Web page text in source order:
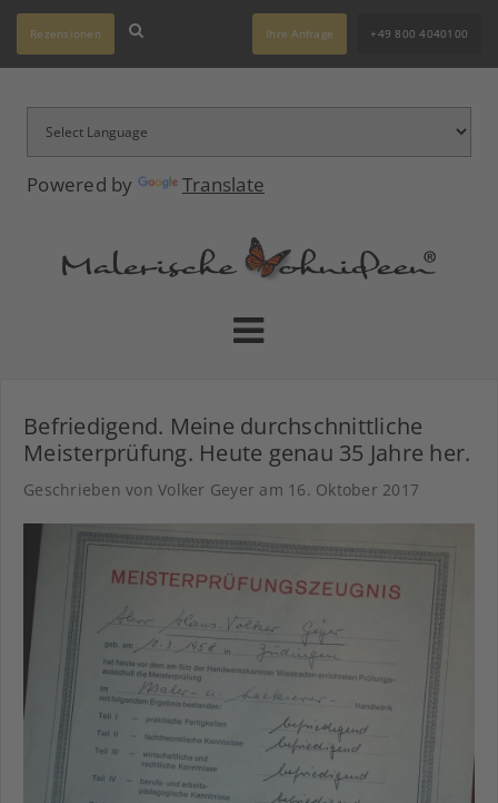
Powered by Translate
Rezensionen Ihre Anfrage +49 800 4040100
Befriedigend. Meine durchschnittliche
Meisterprüfung. Heute genau 35 Jahre her.
Geschrieben von Volker Geyer am 16. Oktober 2017